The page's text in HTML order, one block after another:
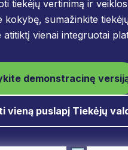
tiekėjų vertinimą ir
kokybę, sumažinkite
atitiktį vienai integruotai
demonstracinę
vieną puslapį Tiekėjų